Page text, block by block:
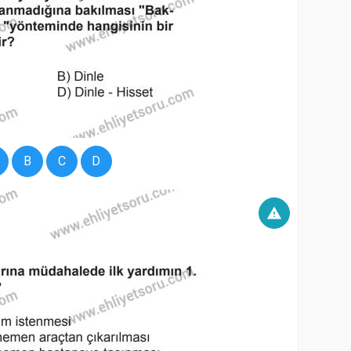
B C D
warning